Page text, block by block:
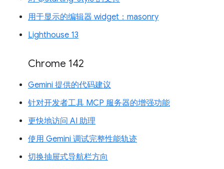
用于显示的编辑器 widget：masonry
Lighthouse 13
Chrome 142
Gemini 提供的代码建议
针对开发者工具 MCP 服务器的增强功能
更快地访问 AI 助理
使用 Gemini 调试完整性能轨迹
切换抽屉式导航栏方向